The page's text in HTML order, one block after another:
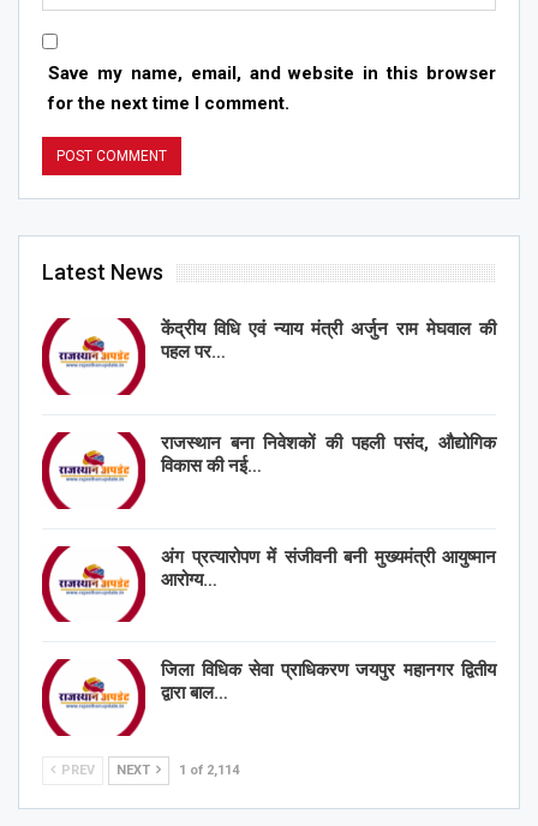
Save my name, email, and website in this browser
for the next time I comment.
Latest News
केंद्रीय विधि एवं न्याय मंत्री अर्जुन राम मेघवाल की
पहल पर…
राजस्थान बना निवेशकों की पहली पसंद, औद्योगिक
विकास की नई…
अंग प्रत्यारोपण में संजीवनी बनी मुख्यमंत्री आयुष्मान
आरोग्य…
जिला विधिक सेवा प्राधिकरण जयपुर महानगर द्वितीय
द्वारा बाल…
PREV NEXT 1 of 2,114